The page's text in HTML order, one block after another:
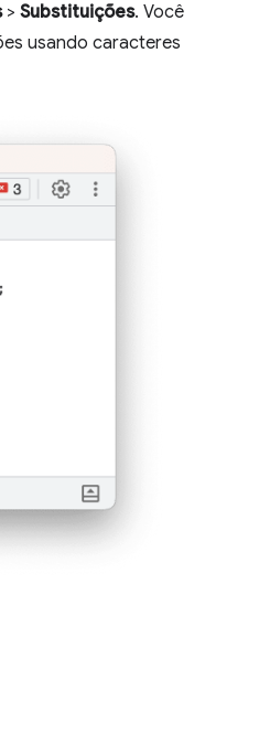
> Substituições. Você
usando caracteres